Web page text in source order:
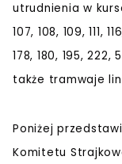
utrudnienia w
107, 108, 109, 111,
178, 180, 195,
także tramwaje
Poniżej
Komitetu